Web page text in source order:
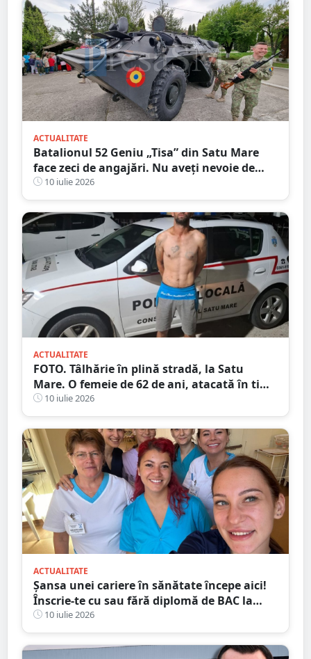
ACTUALITATE
Batalionul 52 Geniu „Tisa” din Satu Mare
face zeci de angajări. Nu aveți nevoie de
Bacalaureat, salar atractiv
10 iulie 2026
ACTUALITATE
FOTO. Tâlhărie în plină stradă, la Satu
Mare. O femeie de 62 de ani, atacată în timp
ce se întorcea de la cumpărături
10 iulie 2026
ACTUALITATE
Șansa unei cariere în sănătate începe aici!
Înscrie-te cu sau fără diplomă de BAC la
Școala Postliceală „Henri Coandă” Satu
Mare
10 iulie 2026